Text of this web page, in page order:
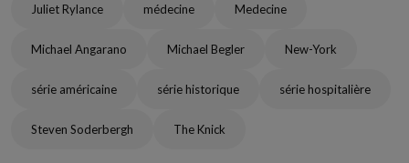
Juliet Rylance médecine Medecine
Michael Angarano Michael Begler New-York
série américaine série historique série hospitalière
Steven Soderbergh The Knick